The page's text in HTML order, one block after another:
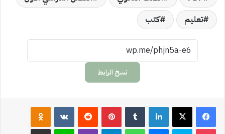
تعليم
كتب
نسخ الرابط
لينكدإن بينتيريست ‏VKontakte
سكايب واتساب تيلقرام لاين